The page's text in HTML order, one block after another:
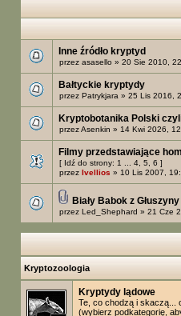
Inne źródło kryptyd
przez asasello » 20 Sie 2010,
Bałtyckie kryptydy
przez Patrykjara » 25 Lis 2016,
Kryptobotanika Polski
przezAsenkin » 14 Kwi 2026,
Filmy przedstawiające
[ Idź do strony: 1 4 5 6 ]
przez Ivellios » 10 Lis 2007,
Biały Babok z Głuszyny
przez Led_Shephard » 21 Cze
Kryptozoologia
Kryptydy lądowe
Te, co chodzą i skaczą...
(wybierz podkategorię,